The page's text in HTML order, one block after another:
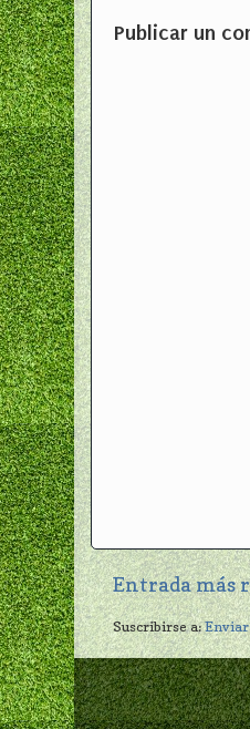
Publicar un
Entrada más
Suscribirse a: